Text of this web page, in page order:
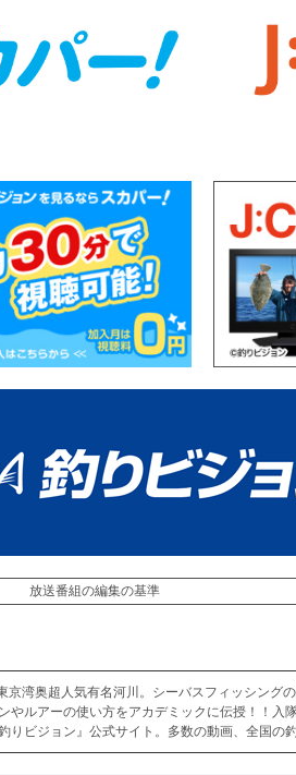
放送番組の編集の基準
京湾奥超人気有名河川。シーバスフィッシング
やルアーの使い方をアカデミックに伝授！！入
りビジョン』公式サイト。多数の動画、全国の